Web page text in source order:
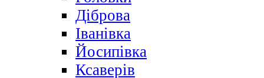
Діброва
Іванівка
Йосипівка
Ксаверів